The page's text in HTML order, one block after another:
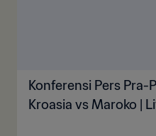
Konferensi Pers Pra-
Kroasia vs Maroko |